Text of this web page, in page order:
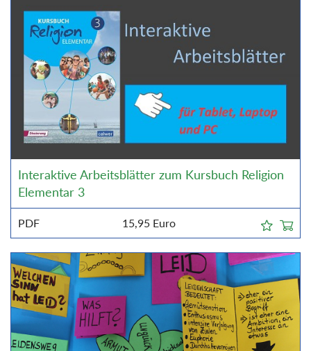
Interaktive Arbeitsblätter zum Kursbuch Religion
Elementar 3
PDF 15,95 Euro